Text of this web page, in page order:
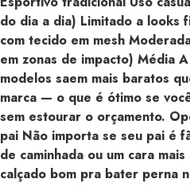
do dia a dia) Limitado a looks
com tecido em mesh
em zonas de impacto) Média
modelos saem mais baratos
marca — o que é ótimo se
sem estourar o orçamento.
pai Não importa se seu pai é
de caminhada ou um cara
calçado bom pra bater perna